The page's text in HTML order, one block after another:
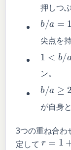
押しつ
b /a
尖点を
1 b /a<
ン。
b /a ≥2
が自身
3つの重ね合わ
定してr=1+b